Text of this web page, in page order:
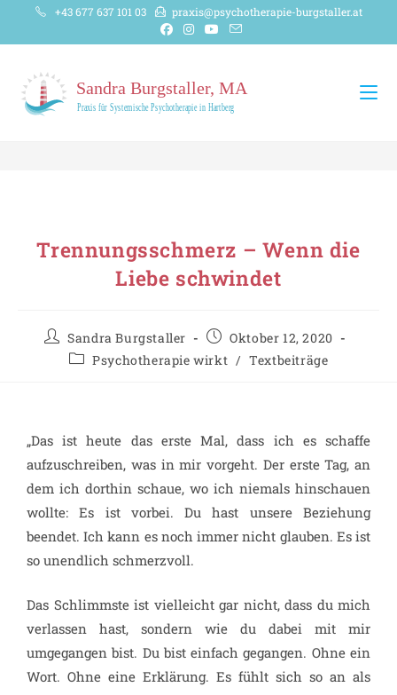
+43 677 637 101 03 praxis@psychotherapie-burgstaller.at
Trennungsschmerz – Wenn die
Liebe schwindet
Sandra Burgstaller
Oktober 12, 2020
Psychotherapie wirkt / Textbeiträge
„Das ist heute das erste Mal, dass ich es schaffe
aufzuschreiben, was in mir vorgeht. Der erste Tag, an
dem ich dorthin schaue, wo ich niemals hinschauen
wollte: Es ist vorbei. Du hast unsere Beziehung
beendet. Ich kann es noch immer nicht glauben. Es ist
so unendlich schmerzvoll.
Das Schlimmste ist vielleicht gar nicht, dass du mich
verlassen hast, sondern wie du dabei mit mir
umgegangen bist. Du bist einfach gegangen. Ohne ein
Wort. Ohne eine Erklärung. Es fühlt sich so an als